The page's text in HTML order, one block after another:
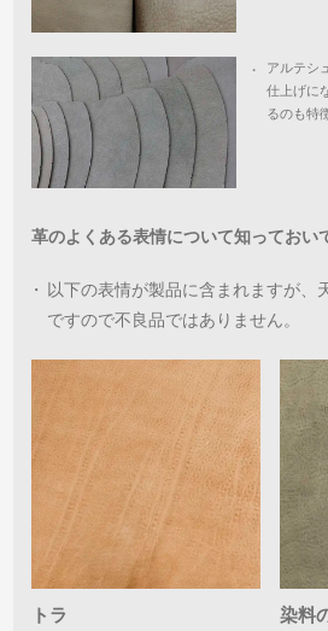
・
アルテシ
仕上げに
るのも特
革のよくある表情について知っておい
・
以下の表情が製品に含まれますが、
ですので不良品ではありません。
トラ 染料